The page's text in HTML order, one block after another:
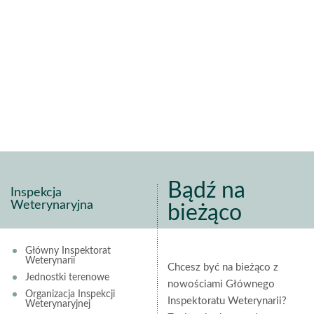
Inspekcja
Weterynaryjna
Główny Inspektorat
Weterynarii
Jednostki terenowe
Organizacja Inspekcji
Weterynaryjnej
Bądź na
bieżąco
Chcesz być na bieżąco z
nowościami Głównego
Inspektoratu Weterynarii?